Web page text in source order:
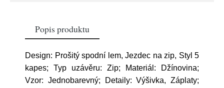
Popis produktu
Design: Prošitý spodní lem, Jezdec na zip, Styl 5
kapes; Typ uzávěru: Zip; Materiál: Džínovina;
Vzor: Jednobarevný; Detaily: Výšivka, Záplaty;